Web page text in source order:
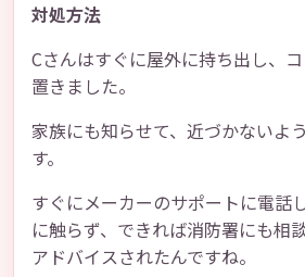
対処方法
Cさんはすぐに屋外に持ち出し、
置きました。
家族にも知らせて、近づかないよ
す。
すぐにメーカーのサポートに電話
に触らず、できれば消防署にも相
アドバイスされたんですね。